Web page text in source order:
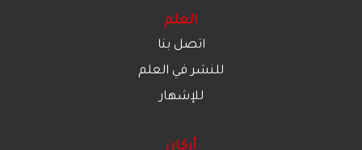
العلم
اتصل بنا
للنشر في العلم
للإشهار
أركان